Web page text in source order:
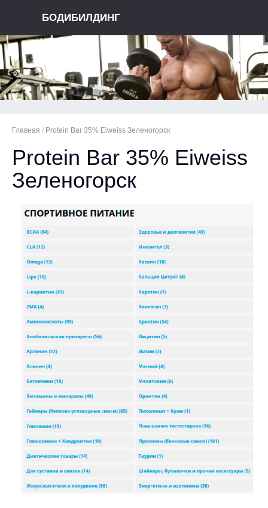
БОДИБИЛДИНГ
Главная / Protein Bar 35% Eiweiss Зеленогорск
Protein Bar 35% Eiweiss
Зеленогорск